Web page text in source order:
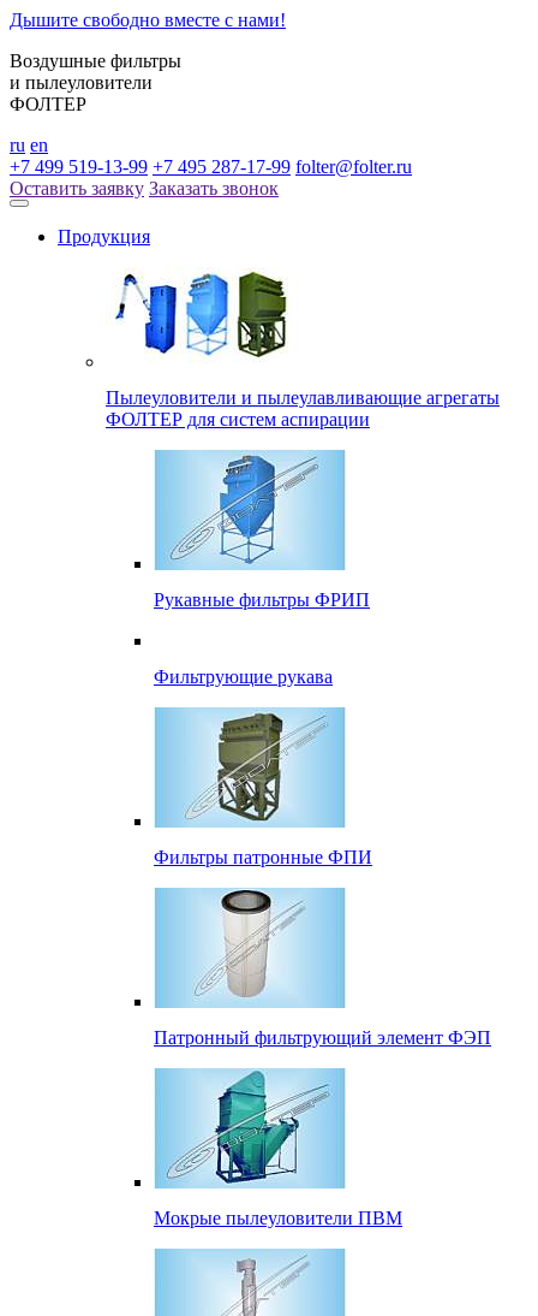
Дышите свободно вместе с нами!
Воздушные фильтры
и пылеуловители
ФОЛТЕР
ru en
+7 499 519-13-99 +7 495 287-17-99 folter@folter.ru
Оставить заявку Заказать звонок
Продукция
Пылеуловители и пылеулавливающие агрегаты
ФОЛТЕР для систем аспирации
Рукавные фильтры ФРИП
Фильтрующие рукава
Фильтры патронные ФПИ
Патронный фильтрующий элемент ФЭП
Мокрые пылеуловители ПВМ